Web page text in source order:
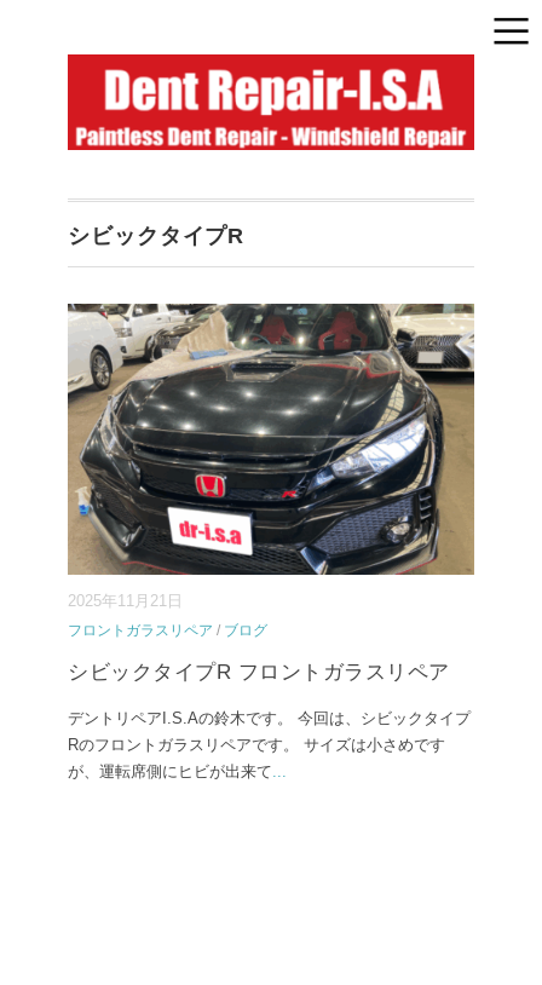
シビックタイプR
2025年11月21日
フロントガラスリペア / ブログ
シビックタイプR フロントガラスリペア
デントリペアI.S.Aの鈴木です。 今回は、シビックタイプ
Rのフロントガラスリペアです。 サイズは小さめです
が、運転席側にヒビが出来て...